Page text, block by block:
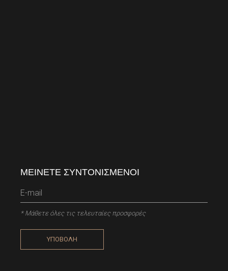
ΜΕΙΝΕΤΕ ΣΥΝΤΟΝΙΣΜΕΝΟΙ
* Μάθετε όλες τις τελευταίες προσφορές
ΥΠΟΒΟΛΗ